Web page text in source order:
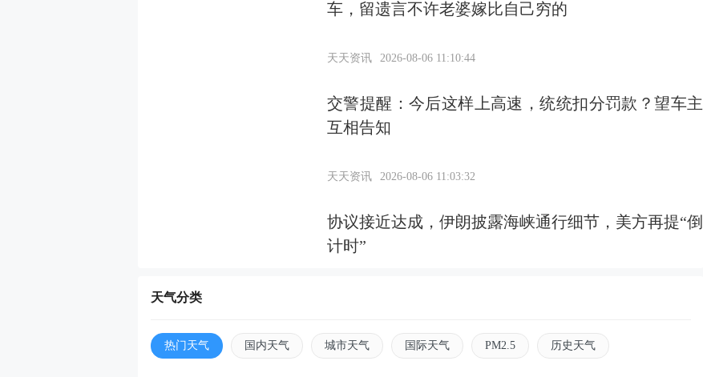
车，留遗言不许老婆嫁比自己穷的
天天资讯 2026-08-06 11:10:44
交警提醒：今后这样上高速，统统扣分罚款？望车主
互相告知
天天资讯 2026-08-06 11:03:32
协议接近达成，伊朗披露海峡通行细节，美方再提“倒
计时”
四名乌干达拳击手参加完英联邦运动会后“失踪”
天气分类
热门天气 国内天气 城市天气 国际天气 PM2.5 历史天气